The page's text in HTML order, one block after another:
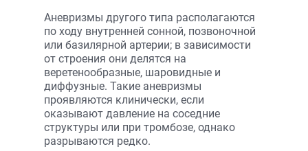
Аневризмы другого типа располагаются
по ходу внутренней сонной, позвоночной
или базилярной артерии; в зависимости
от строения они делятся на
веретенообразные, шаровидные и
диффузные. Такие аневризмы
проявляются клинически, если
оказывают давление на соседние
структуры или при тромбозе, однако
разрываются редко.